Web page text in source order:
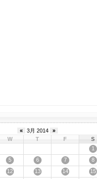
« 3月 2014
»
W T F S
1
5 6 7 8
12 13 14 15